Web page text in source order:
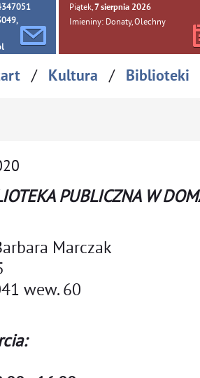
Piątek, 7sierpnia 2026
Imieniny: Donaty, Olechny
/ Kultura / Biblioteki
PUBLICZNA W
Marczak
wew. 60